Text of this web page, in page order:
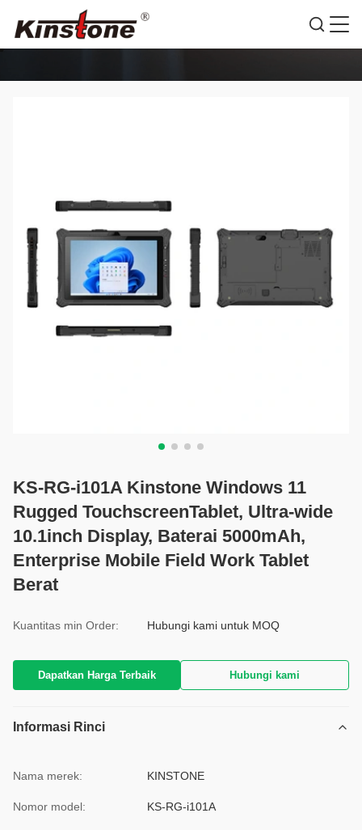
RINCIAN PRODUK
KS-RG-i101A Kinstone Windows 11
Rugged TouchscreenTablet, Ultra-wide
10.1inch Display, Baterai 5000mAh,
Enterprise Mobile Field Work Tablet
Berat
Kuantitas min Order: Hubungi kami untuk MOQ
Dapatkan Harga Terbaik Hubungi kami
Informasi Rinci
Nama merek: KINSTONE
Nomor model: KS-RG-i101A